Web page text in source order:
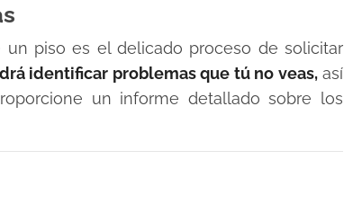
piso es el delicado proceso de solicitar
identificar problemas que tú no veas,así
un informe detallado sobre los